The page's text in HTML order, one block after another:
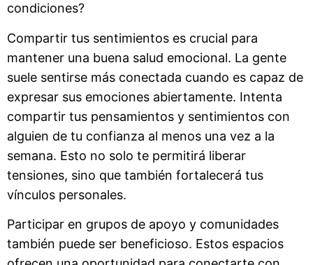
condiciones?
Compartir tus sentimientos es crucial para
mantener una buena salud emocional. La gente
suele sentirse más conectada cuando es capaz de
expresar sus emociones abiertamente. Intenta
compartir tus pensamientos y sentimientos con
alguien de tu confianza al menos una vez a la
semana. Esto no solo te permitirá liberar
tensiones, sino que también fortalecerá tus
vínculos personales.
Participar en grupos de apoyo y comunidades
también puede ser beneficioso. Estos espacios